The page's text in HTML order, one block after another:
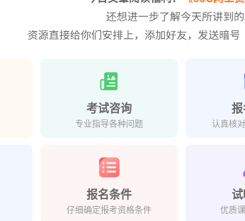
考试咨询
专业指导各种问题 认真核
报名条件
仔细确定报考资格条件 优质